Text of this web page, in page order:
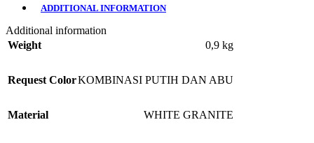
ADDITIONAL INFORMATION
Additional information
Weight
0,9 kg
Request ColorKOMBINASI PUTIH DAN ABU
Material WHITE GRANITE